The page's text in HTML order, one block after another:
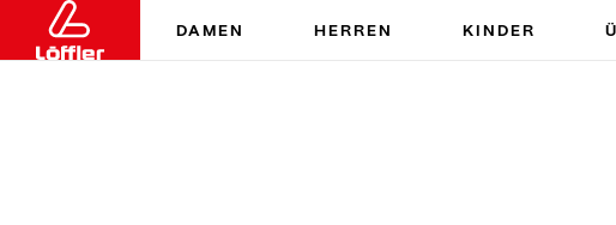
DAMEN HERREN KINDER